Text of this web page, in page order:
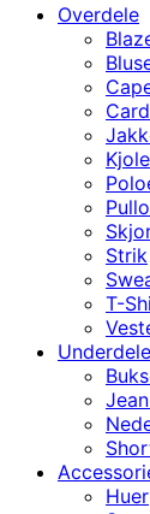
Overdele
Strik
T-
Underdele
Huer